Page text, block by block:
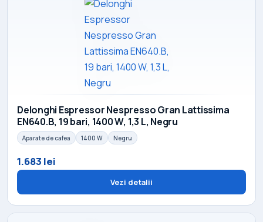
Delonghi Espressor Nespresso Gran Lattissima
EN640.B, 19 bari, 1400 W, 1,3 L, Negru
Aparate de cafea 1400 W Negru
1.683 lei
Vezi detalii